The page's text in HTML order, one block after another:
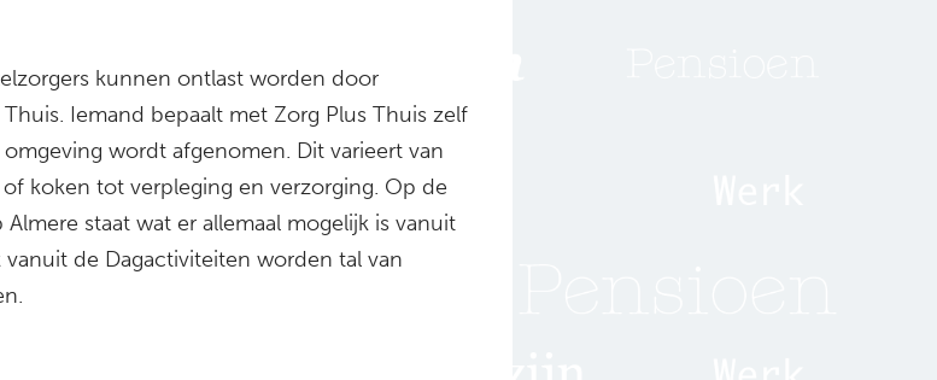
kunnen ontlast worden door
Iemand bepaalt met Zorg Plus Thuis zelf
wordt afgenomen. Dit varieert van
koken tot verpleging en verzorging. Op de
staat wat er allemaal mogelijk is vanuit
de Dagactiviteiten worden tal van